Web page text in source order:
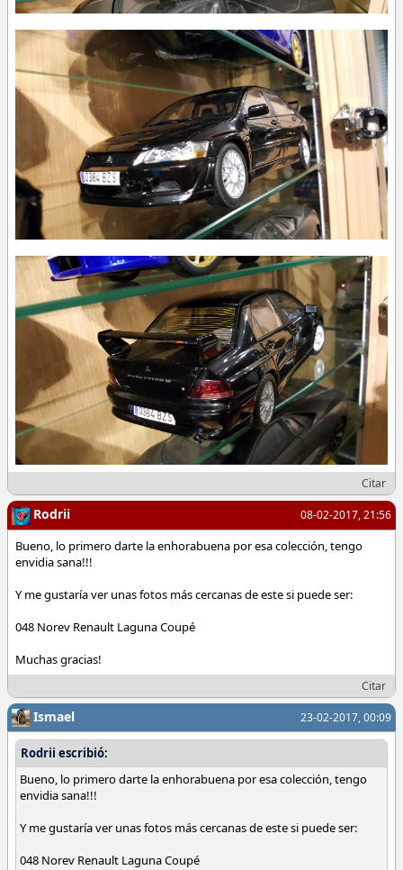
Citar
08-02-2017, 21:56
Rodrii
Bueno, lo primero darte la enhorabuena por esa colección, tengo
envidia sana!!!
Y me gustaría ver unas fotos más cercanas de este si puede ser:
048 Norev Renault Laguna Coupé
Muchas gracias!
Citar
23-02-2017, 00:09
Ismael
Rodrii escribió:
Bueno, lo primero darte la enhorabuena por esa colección, tengo
envidia sana!!!
Y me gustaría ver unas fotos más cercanas de este si puede ser:
048 Norev Renault Laguna Coupé